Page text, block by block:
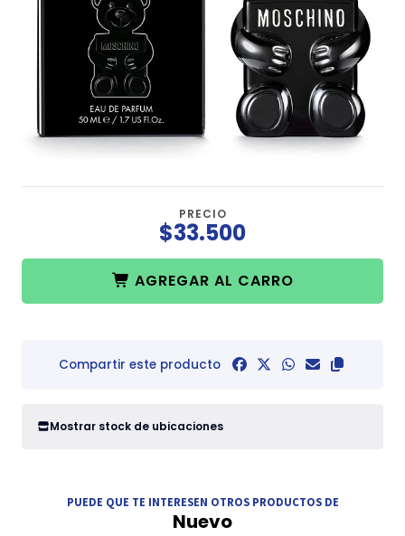
PRECIO
$33.500
AGREGAR AL CARRO
Compartir este producto
Mostrar stock de ubicaciones
PUEDE QUE TE INTERESEN OTROS PRODUCTOS DE
Nuevo